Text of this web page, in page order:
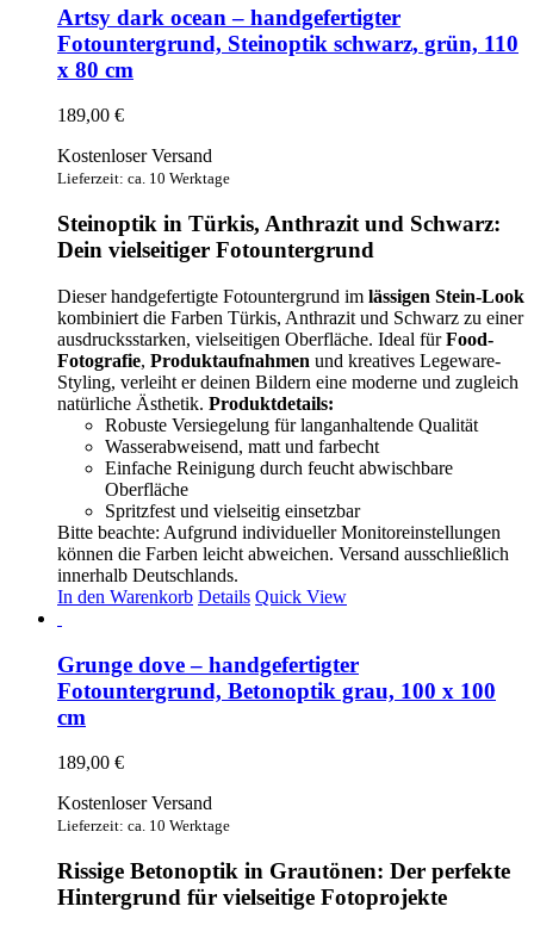
Artsy dark ocean – handgefertigter
Fotountergrund, Steinoptik schwarz, grün, 110
x 80 cm
189,00 €
Kostenloser Versand
Lieferzeit: ca. 10 Werktage
Steinoptik in Türkis, Anthrazit und Schwarz:
Dein vielseitiger Fotountergrund
Dieser handgefertigte Fotountergrund im lässigen Stein-Look
kombiniert die Farben Türkis, Anthrazit und Schwarz zu einer
ausdrucksstarken, vielseitigen Oberfläche. Ideal fürFood-
Fotografie, Produktaufnahmen und kreatives Legeware-
Styling, verleiht er deinen Bildern eine moderne und zugleich
natürliche Ästhetik. Produktdetails:
Robuste Versiegelung für langanhaltende Qualität
Wasserabweisend, matt und farbecht
Einfache Reinigung durch feucht abwischbare
Oberfläche
Spritzfest und vielseitig einsetzbar
Bitte beachte: Aufgrund individueller Monitoreinstellungen
können die Farben leicht abweichen. Versand ausschließlich
innerhalb Deutschlands.
In den Warenkorb Details Quick View
Grunge dove – handgefertigter
Fotountergrund, Betonoptik grau, 100 x 100
cm
189,00 €
Kostenloser Versand
Lieferzeit: ca. 10 Werktage
Rissige Betonoptik in Grautönen: Der perfekte
Hintergrund für vielseitige Fotoprojekte